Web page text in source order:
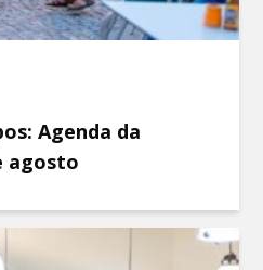
Agenda da
agosto